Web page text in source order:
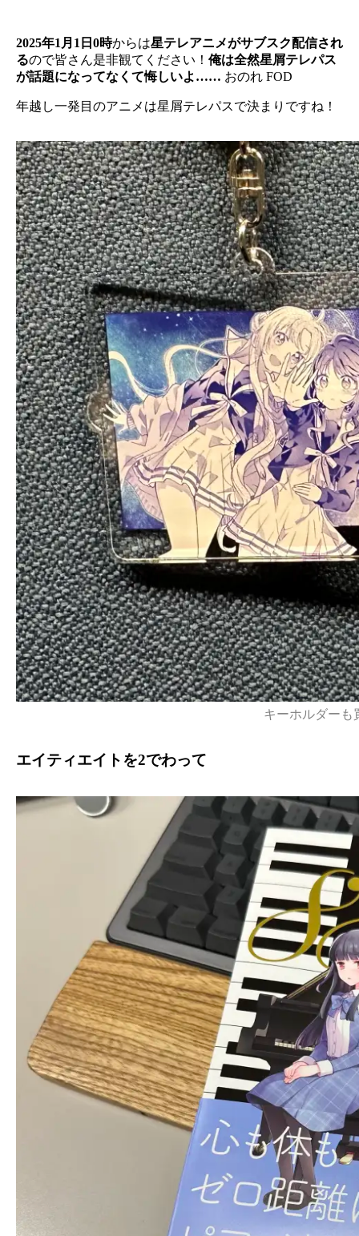
2025年1月1日0時からは星テレアニメがサブスク配信され
るので皆さん是非観てください！ 俺は全然星屑テレパス
が話題になってなくて悔しいよ…… おのれ FOD
年越し一発目のアニメは星屑テレパスで決まりですね！
キーホルダー
エイティエイトを2でわって